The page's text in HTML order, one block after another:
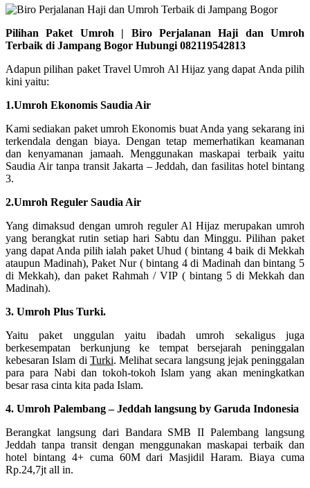
Pilihan Paket Umroh | Biro Perjalanan Haji dan Umroh
Terbaik di Jampang Bogor Hubungi 082119542813
Adapun pilihan paket Travel Umroh Al Hijaz yang dapat Anda pilih
kini yaitu:
1.Umroh Ekonomis Saudia Air
Kami sediakan paket umroh Ekonomis buat Anda yang sekarang ini
terkendala dengan biaya. Dengan tetap memerhatikan keamanan
dan kenyamanan jamaah. Menggunakan maskapai terbaik yaitu
Saudia Air tanpa transit Jakarta – Jeddah, dan fasilitas hotel bintang
3.
2.Umroh Reguler Saudia Air
Yang dimaksud dengan umroh reguler Al Hijaz merupakan umroh
yang berangkat rutin setiap hari Sabtu dan Minggu. Pilihan paket
yang dapat Anda pilih ialah paket Uhud ( bintang 4 baik di Mekkah
ataupun Madinah), Paket Nur ( bintang 4 di Madinah dan bintang 5
di Mekkah), dan paket Rahmah / VIP ( bintang 5 di Mekkah dan
Madinah).
3. Umroh Plus Turki.
Yaitu paket unggulan yaitu ibadah umroh sekaligus juga
berkesempatan berkunjung ke tempat bersejarah peninggalan
kebesaran Islam di Turki. Melihat secara langsung jejak peninggalan
para para Nabi dan tokoh-tokoh Islam yang akan meningkatkan
besar rasa cinta kita pada Islam.
4. Umroh Palembang – Jeddah langsung by Garuda Indonesia
Berangkat langsung dari Bandara SMB II Palembang langsung
Jeddah tanpa transit dengan menggunakan maskapai terbaik dan
hotel bintang 4+ cuma 60M dari Masjidil Haram. Biaya cuma
Rp.24,7jt all in.